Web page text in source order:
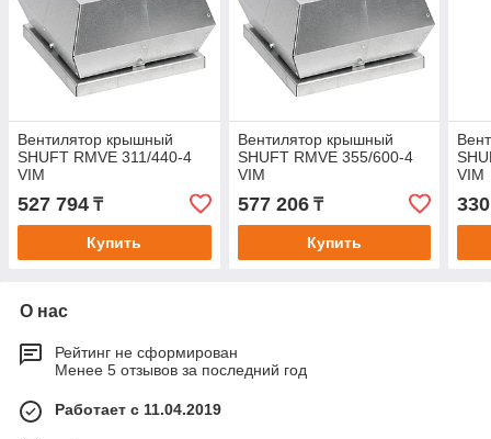
Вентилятор крышный
SHUFT RMVE 311/440-4
VIM
527 794 ₸
Купить
Вентилятор крышный
SHUFT RMVE 355/600-4
VIM
577 206₸
Купить
VIM
О нас
Рейтинг не сформирован
Менее 5 отзывов за последний год
Работает с 11.04.2019